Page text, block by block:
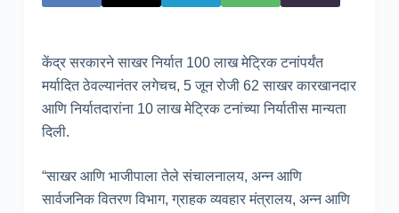
केंद्र सरकारने साखर निर्यात 100 लाख मेट्रिक टनांपर्यंत
मर्यादित ठेवल्यानंतर लगेचच, 5 जून रोजी 62 साखर कारखानदार
आणि निर्यातदारांना 10 लाख मेट्रिक टनांच्या निर्यातीस मान्यता
दिली.
“साखर आणि भाजीपाला तेले संचालनालय, अन्न आणि
सार्वजनिक वितरण विभाग, ग्राहक व्यवहार मंत्रालय, अन्न आणि